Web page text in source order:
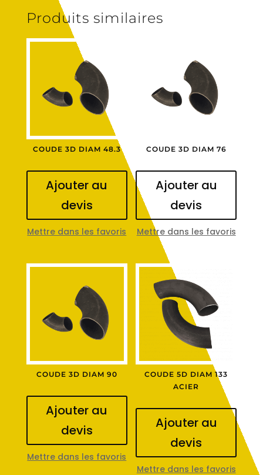
Produits similaires
COUDE 3D DIAM 48.3
Ajouter au
devis
Mettre dans les favoris
COUDE 3D DIAM 76
Ajouter au
devis
Mettre dans les favoris
COUDE 3D DIAM 90
Ajouter au
devis
Mettre dans les favoris
COUDE 5D DIAM 133
ACIER
Ajouter au
devis
Mettre dans les favoris